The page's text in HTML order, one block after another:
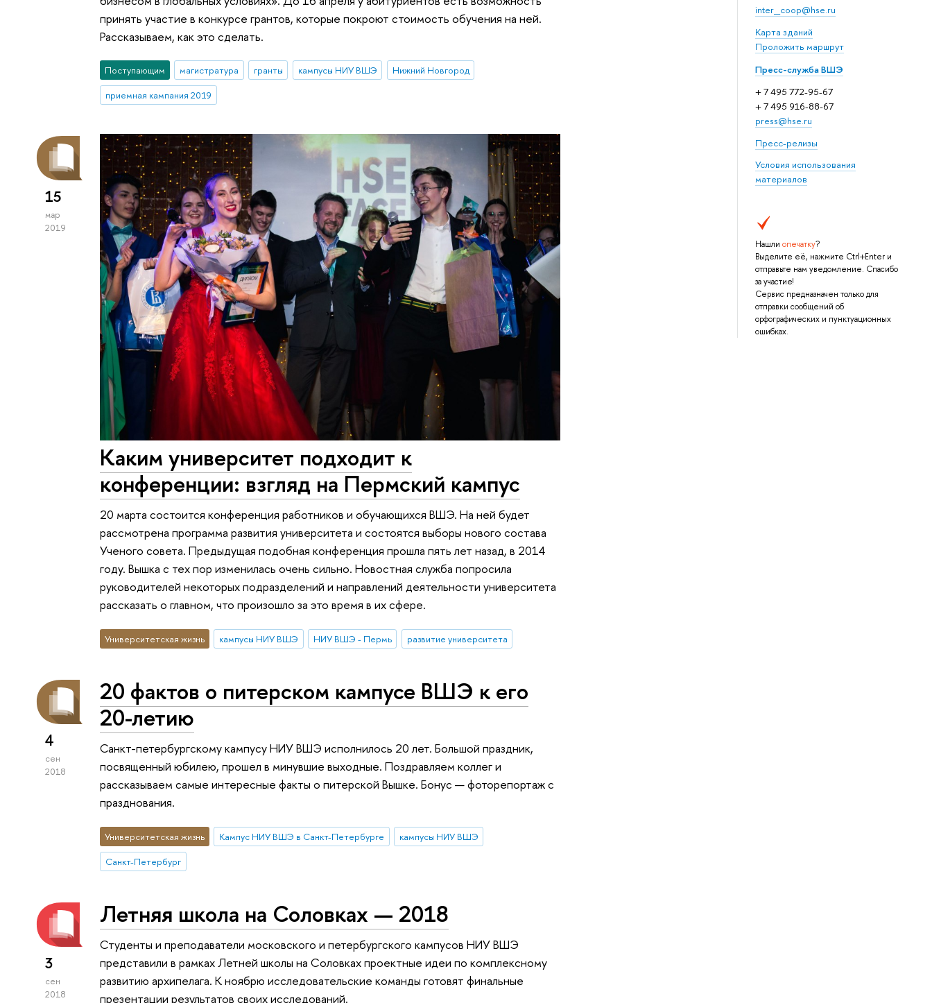
inter_coop@hse.ru
Карта зданий
Проложить маршрут
Пресс-служба ВШЭ
+ 7 495 772-95-67
+ 7 495 916-88-67
press@hse.ru
Пресс-релизы
Условия использования
материалов
Нашли опечатку?
Выделите её, нажмите Ctrl+Enter и
отправьте нам уведомление. Спасибо
за участие!
Сервис предназначен только для
отправки сообщений об
орфографических и пунктуационных
ошибках.
принять участие в конкурсе грантов, которые покроют стоимость обучения на ней.
Рассказываем, как это сделать.
Поступающим магистратура гранты кампусы НИУ ВШЭ
Нижний Новгород
приемная кампания 2019
15
мар
2019
Каким университет подходит к
конференции: взгляд на Пермский кампус
20 марта состоится конференция работников и обучающихся ВШЭ. На ней будет
рассмотрена программа развития университета и состоятся выборы нового состава
Ученого совета. Предыдущая подобная конференция прошла пять лет назад, в 2014
году. Вышка с тех пор изменилась очень сильно. Новостная служба попросила
руководителей некоторых подразделений и направлений деятельности университета
рассказать о главном, что произошло за это время в их сфере.
Университетская жизнь кампусы НИУ ВШЭ НИУ ВШЭ - Пермь развитие университета
4
сен
2018
20 фактов о питерском кампусе ВШЭ к его
20-летию
Санкт-петербургскому кампусу НИУ ВШЭ исполнилось 20 лет. Большой праздник,
посвященный юбилею, прошел в минувшие выходные. Поздравляем коллег и
рассказываем самые интересные факты о питерской Вышке. Бонус — фоторепортаж с
празднования.
Университетская жизнь Кампус НИУ ВШЭ в Санкт-Петербурге
кампусы НИУ ВШЭ
Санкт-Петербург
3
сен
2018
Летняя школа на Соловках — 2018
Студенты и преподаватели московского и петербургского кампусов НИУ ВШЭ
представили в рамках Летней школы на Соловках проектные идеи по комплексному
развитию архипелага. К ноябрю исследовательские команды готовят финальные
презентации результатов своих исследований.